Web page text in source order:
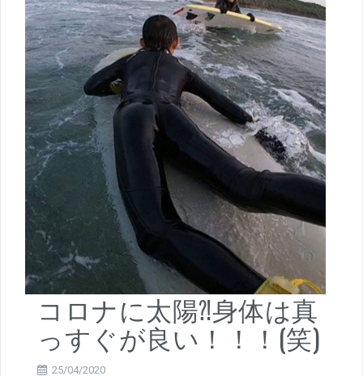
コロナに太陽⁈身体は真
っすぐが良い！！！(笑)
25/04/2020